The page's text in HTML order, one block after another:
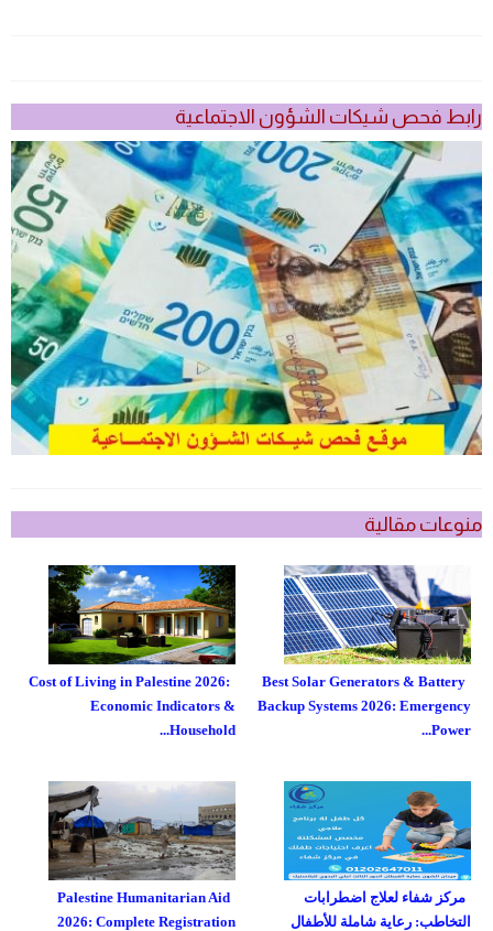
رابط فحص شيكات الشؤون الاجتماعية
منوعات مقالية
Cost of Living in Palestine 2026:
Economic Indicators &
Household...
Best Solar Generators & Battery
Backup Systems 2026: Emergency
Power...
Palestine Humanitarian Aid
2026: Complete Registration
مركز شفاء لعلاج اضطرابات
التخاطب: رعاية شاملة للأطفال